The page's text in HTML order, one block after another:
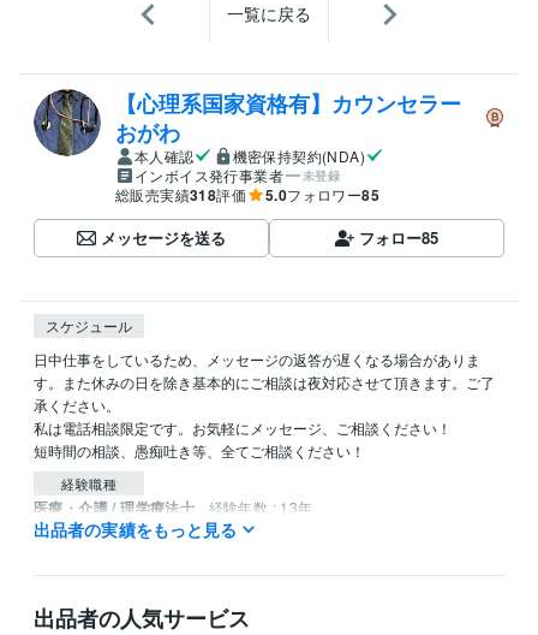
一覧に戻る
【心理系国家資格有】カウンセラー
おがわ
本人確認
機密保持契約(NDA)
インボイス発行事業者
未登録
総販売実績318評価 5.0フォロワー85
メッセージを送る フォロー85
スケジュール
日中仕事をしているため、メッセージの返答が遅くなる場合がありま
す。また休みの日を除き基本的にご相談は夜対応させて頂きます。ご了
承ください。
私は電話相談限定です。お気軽にメッセージ、ご相談ください！
短時間の相談、愚痴吐き等、全てご相談ください！
経験職種
医療・介護 / 理学療法士 経験年数 : 13年
第18回日本認知症ケア学会大会　口頭発表 第19回日本認知症ケア学
ナで大会中止
出品者の実績をもっと見る
出品者の人気サービス